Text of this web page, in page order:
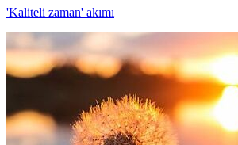
'Kaliteli zaman' akımı